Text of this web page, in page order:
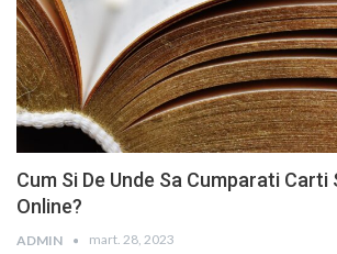
Cum Si De Unde Sa Cumparati Carti
Online?
ADMIN mart. 28, 2023